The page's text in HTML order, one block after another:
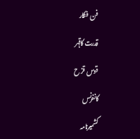
فن فنکار
قدرت کاقہر
قوس قزح
کانفرنس
کشمیرنامہ